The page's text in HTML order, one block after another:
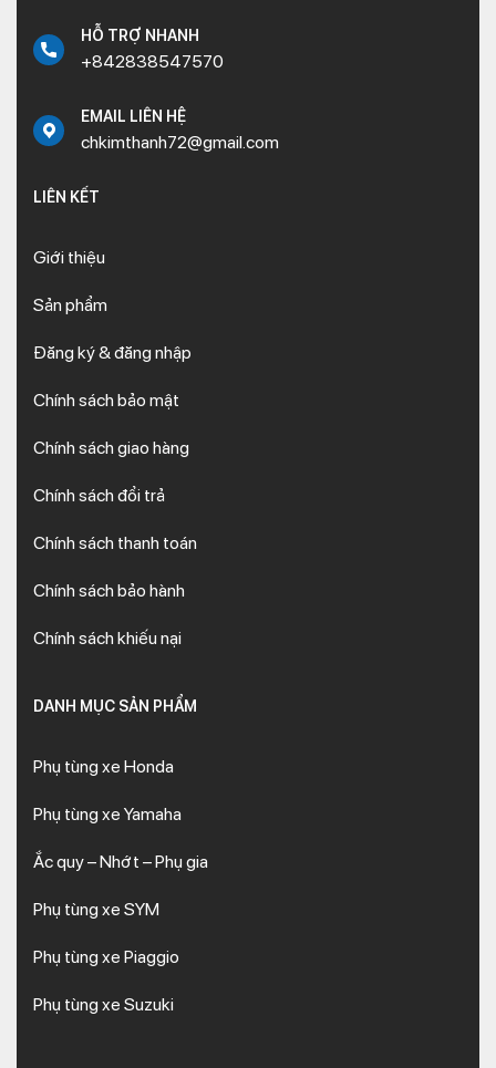
HỖ TRỢ NHANH
+842838547570
EMAIL LIÊN HỆ
chkimthanh72@gmail.com
LIÊN KẾT
Giới thiệu
Sản phẩm
Đăng ký & đăng nhập
Chính sách bảo mật
Chính sách giao hàng
Chính sách đổi trả
Chính sách thanh toán
Chính sách bảo hành
Chính sách khiếu nại
DANH MỤC SẢN PHẨM
Phụ tùng xe Honda
Phụ tùng xe Yamaha
Ắc quy – Nhớt – Phụ gia
Phụ tùng xe SYM
Phụ tùng xe Piaggio
Phụ tùng xe Suzuki